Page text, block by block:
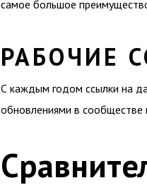
самое большое
РАБОЧИЕ
С каждым годом ссылки на
обновлениями в сообществе